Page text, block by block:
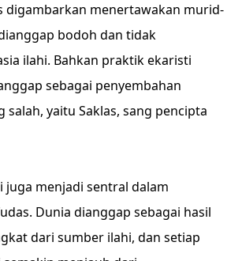
digambarkan menertawakan murid-
bodoh dan tidak
ilahi. Bahkan praktik ekaristi
sebagai penyembahan
salah, yaitu Saklas, sang pencipta
juga menjadi sentral dalam
Dunia dianggap sebagai hasil
dari sumber ilahi, dan setiap